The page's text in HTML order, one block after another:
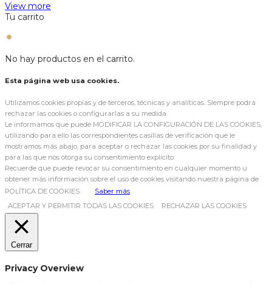
View more
Tu carrito
No hay productos en el carrito.
Esta página web usa cookies.
Utilizamos cookies propias y de terceros, técnicas y analíticas. Siempre podrá
rechazar las cookies o configurarlas a su medida.
Le informamos que puede MODIFICAR LA CONFIGURACIÓN DE LAS COOKIES,
utilizando para ello las correspondientes casillas de verificación que le
mostramos más abajo, para aceptar o rechazar las cookies por su finalidad y
para las que nos otorga su consentimiento explícito.
Recuerde que puede revocar su consentimiento en cualquier momento u
obtener más información sobre el uso de cookies visitando nuestra página de
POLÍTICA DE COOKIES.
Saber más
ACEPTAR Y PERMITIR TODAS LAS COOKIES
RECHAZAR LAS COOKIES
Cerrar
Privacy Overview